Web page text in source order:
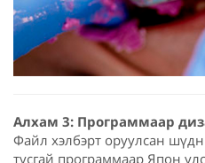
Алхам 3: Программаар
Файл хэлбэрт оруулсан
тусгай программаар Япон